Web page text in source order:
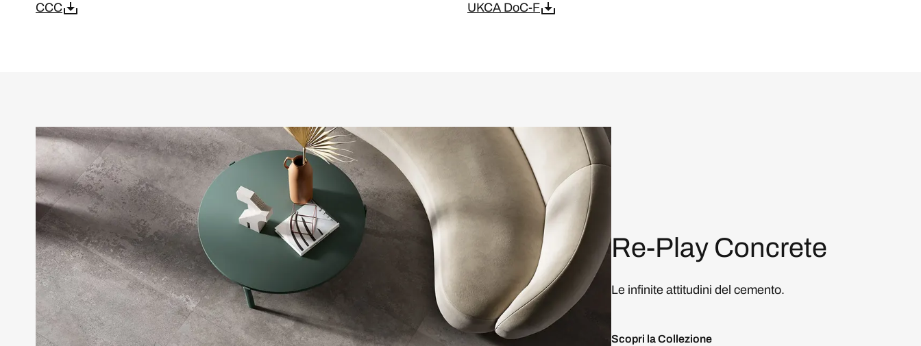
CCC
UKCA DoC-F
Re-Play Concrete
Le infinite attitudini del cemento.
Scopri la Collezione